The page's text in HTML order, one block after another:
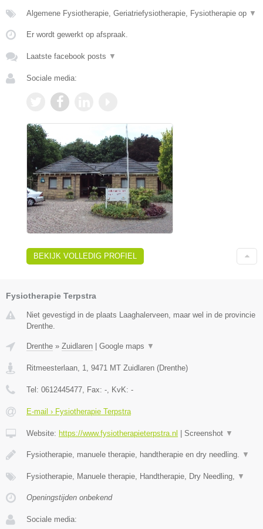
Algemene Fysiotherapie, Geriatriefysiotherapie, Fysiotherapie op ▼
Er wordt gewerkt op afspraak.
Laatste facebook posts ▼
Sociale media:
BEKIJK VOLLEDIG PROFIEL
Fysiotherapie Terpstra
Niet gevestigd in de plaats Laaghalerveen, maar wel in de provincie
Drenthe.
Drenthe » Zuidlaren | Google maps ▼
Ritmeesterlaan, 1 9471 MT Zuidlaren (Drenthe)
Tel: 0612445477 , Fax: - , KvK: -
E-mail › Fysiotherapie Terpstra
Website: https://www.fysiotherapieterpstra.nl | Screenshot ▼
Fysiotherapie, manuele therapie, handtherapie en dry needling. ▼
Fysiotherapie, Manuele therapie, Handtherapie, Dry Needling, ▼
Openingstijden onbekend
Sociale media: